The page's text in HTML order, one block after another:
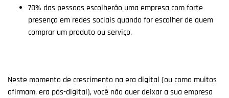
70% das pessoas escolherão uma empresa com forte
presença em redes sociais quando for escolher de quem
comprar um produto ou serviço.
Neste momento de crescimento na era digital (ou como muitos
afirmam, era pós-digital), você não quer deixar a sua empresa